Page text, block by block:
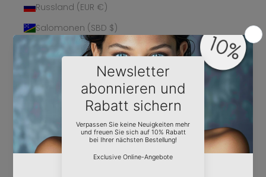
Russland (EUR €)
Salomonen (SBD $)
Sambia (EUR €)
Samoa (WST T)
San Marino (EUR €)
São Tomé und
Príncipe (STD Db)
Saudi-Arabien (SAR